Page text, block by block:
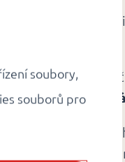
vyplavou na
vyjměte
1 minutu
osmaženou
a podávat se
soubory,
souborů pro